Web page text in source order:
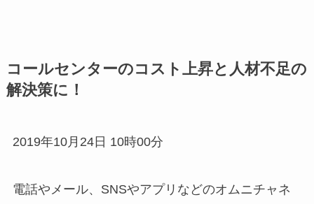
コールセンターのコスト上昇と人材不足の
解決策に！
2019年10月24日 10時00分
電話やメール、SNSやアプリなどのオムニチャネ